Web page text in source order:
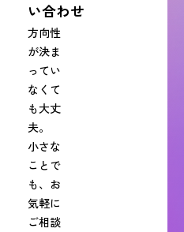
い合わせ
方向性
が決ま
ってい
なくて
も大丈
夫。
小さな
ことで
も、お
気軽に
ご相談